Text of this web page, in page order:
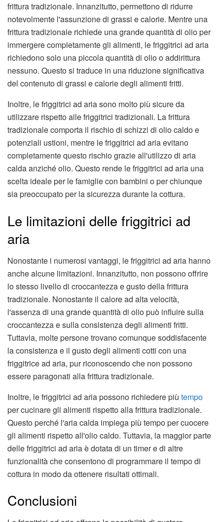
frittura tradizionale. Innanzitutto, permettono di ridurre
notevolmente l'assunzione di grassi e calorie. Mentre una
frittura tradizionale richiede una grande quantità di olio per
immergere completamente gli alimenti, le friggitrici ad aria
richiedono solo una piccola quantità di olio o addirittura
nessuno. Questo si traduce in una riduzione significativa
del contenuto di grassi e calorie degli alimenti fritti.
Inoltre, le friggitrici ad aria sono molto più sicure da
utilizzare rispetto alle friggitrici tradizionali. La frittura
tradizionale comporta il rischio di schizzi di olio caldo e
potenziali ustioni, mentre le friggitrici ad aria evitano
completamente questo rischio grazie all'utilizzo di aria
calda anziché olio. Questo rende le friggitrici ad aria una
scelta ideale per le famiglie con bambini o per chiunque
sia preoccupato per la sicurezza durante la cottura.
Le limitazioni delle friggitrici ad
aria
Nonostante i numerosi vantaggi, le friggitrici ad aria hanno
anche alcune limitazioni. Innanzitutto, non possono offrire
lo stesso livello di croccantezza e gusto della frittura
tradizionale. Nonostante il calore ad alta velocità,
l'assenza di una grande quantità di olio può influire sulla
croccantezza e sulla consistenza degli alimenti fritti.
Tuttavia, molte persone trovano comunque soddisfacente
la consistenza e il gusto degli alimenti cotti con una
friggitrice ad aria, pur riconoscendo che non possono
essere paragonati alla frittura tradizionale.
Inoltre, le friggitrici ad aria possono richiedere più tempo
per cucinare gli alimenti rispetto alla frittura tradizionale.
Questo perché l'aria calda impiega più tempo per cuocere
gli alimenti rispetto all'olio caldo. Tuttavia, la maggior parte
delle friggitrici ad aria è dotata di un timer e di altre
funzionalità che consentono di programmare il tempo di
cottura in modo da ottenere risultati ottimali.
Conclusioni